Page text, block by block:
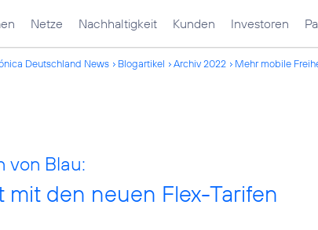
Netze Nachhaltigkeit Kunden Investoren
Deutschland News Blogartikel Archiv 2022 Mehr mobile
von Blau:
den neuen Flex-Tarifen